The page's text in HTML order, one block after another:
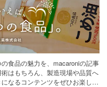
食品の魅力を、macaroniの記事
はもちろん、製造現場や品質へ
なるコンテンツをぜひお楽しみ